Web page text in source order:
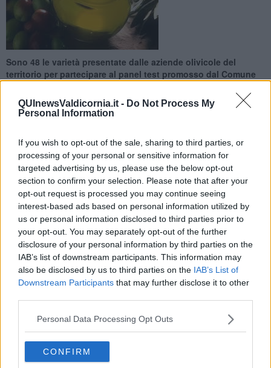
QUInewsValdicornia.it - Do Not Process My
Personal Information
If you wish to opt-out of the sale, sharing to third parties, or
processing of your personal or sensitive information for
targeted advertising by us, please use the below opt-out
section to confirm your selection. Please note that after your
opt-out request is processed you may continue seeing
interest-based ads based on personal information utilized by
us or personal information disclosed to third parties prior to
your opt-out. You may separately opt-out of the further
disclosure of your personal information by third parties on the
IAB’s list of downstream participants. This information may
also be disclosed by us to third parties on the IAB’s List of
Downstream Participants that may further disclose it to other
Personal Data Processing Opt Outs
CONFIRM
Sono 48 le varietà presentate dalle aziende olivicole del
territorio per partecipare al panel test promosso dal Comune
SUVERETO —
Dopo l'appuntamento di promozione e
valorizzazione "Non solo olio" svoltosi a novembre, in questi giorni
sono stati raccolti i campioni per ilpanel testgestito e
sponsorizzato dalla Camera di Commercio, Industria, Artigianato,
Agricoltura di Livorno .
Come spiega l'assessore all'AgricolturaJessica Pasquini
una risposta più che positiva. Hanno aderito, infatti, oltre 32
aziende olivicole di cui 25 di Suvereto per un totale di 48 varietà
presentate.
I campioni dell’olio, predisposti in forma anonima, saranno ritirati in
questi giorni e sottoposti algiudizio del gruppo di assaggiatori
del panel test che elaboreranno una classifica sulle 4 tipologie di
olio in concorso: convenzionale, biologico, IGP e monovarietale.